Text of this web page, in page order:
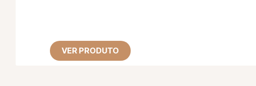
VER PRODUTO